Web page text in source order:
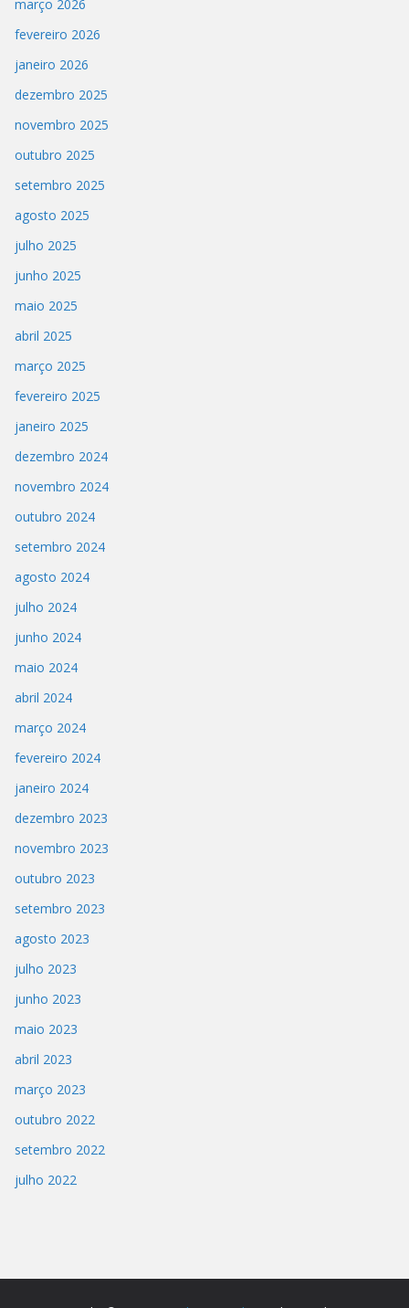
março 2026
fevereiro 2026
janeiro 2026
dezembro 2025
novembro 2025
outubro 2025
setembro 2025
agosto 2025
julho 2025
junho 2025
maio 2025
abril 2025
março 2025
fevereiro 2025
janeiro 2025
dezembro 2024
novembro 2024
outubro 2024
setembro 2024
agosto 2024
julho 2024
junho 2024
maio 2024
abril 2024
março 2024
fevereiro 2024
janeiro 2024
dezembro 2023
novembro 2023
outubro 2023
setembro 2023
agosto 2023
julho 2023
junho 2023
maio 2023
abril 2023
março 2023
outubro 2022
setembro 2022
julho 2022